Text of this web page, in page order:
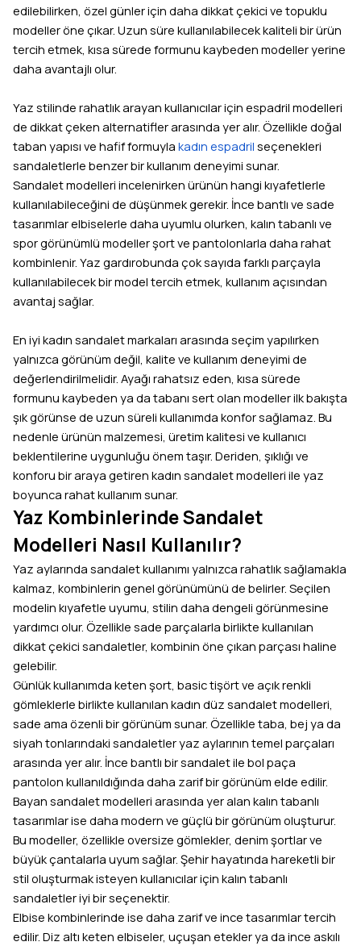
edilebilirken, özel günler için daha dikkat çekici ve topuklu
modeller öne çıkar. Uzun süre kullanılabilecek kaliteli bir ürün
tercih etmek, kısa sürede formunu kaybeden modeller yerine
daha avantajlı olur.
Yaz stilinde rahatlık arayan kullanıcılar için espadril modelleri
de dikkat çeken alternatifler arasında yer alır. Özellikle doğal
taban yapısı ve hafif formuyla kadın espadril seçenekleri
sandaletlerle benzer bir kullanım deneyimi sunar.
Sandalet modelleri incelenirken ürünün hangi kıyafetlerle
kullanılabileceğini de düşünmek gerekir. İnce bantlı ve sade
tasarımlar elbiselerle daha uyumlu olurken, kalın tabanlı ve
spor görünümlü modeller şort ve pantolonlarla daha rahat
kombinlenir. Yaz gardırobunda çok sayıda farklı parçayla
kullanılabilecek bir model tercih etmek, kullanım açısından
avantaj sağlar.
En iyi kadın sandalet markaları arasında seçim yapılırken
yalnızca görünüm değil, kalite ve kullanım deneyimi de
değerlendirilmelidir. Ayağı rahatsız eden, kısa sürede
formunu kaybeden ya da tabanı sert olan modeller ilk bakışta
şık görünse de uzun süreli kullanımda konfor sağlamaz. Bu
nedenle ürünün malzemesi, üretim kalitesi ve kullanıcı
beklentilerine uygunluğu önem taşır. Deriden, şıklığı ve
konforu bir araya getiren kadın sandalet modelleri ile yaz
boyunca rahat kullanım sunar.
Yaz Kombinlerinde Sandalet
Modelleri Nasıl Kullanılır?
Yaz aylarında sandalet kullanımı yalnızca rahatlık sağlamakla
kalmaz, kombinlerin genel görünümünü de belirler. Seçilen
modelin kıyafetle uyumu, stilin daha dengeli görünmesine
yardımcı olur. Özellikle sade parçalarla birlikte kullanılan
dikkat çekici sandaletler, kombinin öne çıkan parçası haline
gelebilir.
Günlük kullanımda keten şort, basic tişört ve açık renkli
gömleklerle birlikte kullanılan kadın düz sandalet modelleri,
sade ama özenli bir görünüm sunar. Özellikle taba, bej ya da
siyah tonlarındaki sandaletler yaz aylarının temel parçaları
arasında yer alır. İnce bantlı bir sandalet ile bol paça
pantolon kullanıldığında daha zarif bir görünüm elde edilir.
Bayan sandalet modelleri arasında yer alan kalın tabanlı
tasarımlar ise daha modern ve güçlü bir görünüm oluşturur.
Bu modeller, özellikle oversize gömlekler, denim şortlar ve
büyük çantalarla uyum sağlar. Şehir hayatında hareketli bir
stil oluşturmak isteyen kullanıcılar için kalın tabanlı
sandaletler iyi bir seçenektir.
Elbise kombinlerinde ise daha zarif ve ince tasarımlar tercih
edilir. Diz altı keten elbiseler, uçuşan etekler ya da ince askılı